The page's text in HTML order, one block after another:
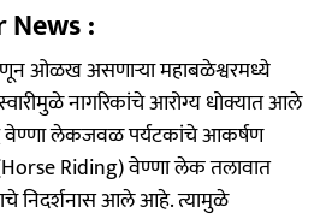
:
म्हणून ओळख असणाऱ्या महाबळेश्वरमध्ये
नागरिकांचे आरोग्य धोक्यात आले
वेण्णा लेकजवळ पर्यटकांचे आकर्षण
Riding) वेण्णा लेक तलावात
निदर्शनास आले आहे. त्यामुळे